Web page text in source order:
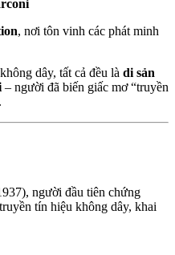
, nơi tôn vinh các phát minh
dây, tất cả đều là di sản
– người đã biến giấc mơ “truyền
người đầu tiên chứng
tín hiệu không dây, khai